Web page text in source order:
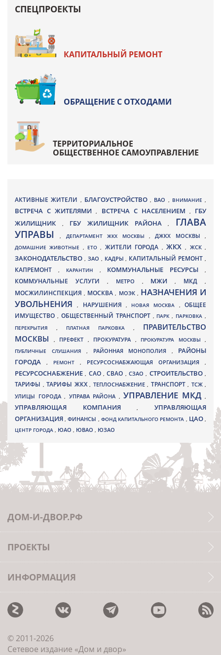
СПЕЦПРОЕКТЫ
КАПИТАЛЬНЫЙ РЕМОНТ
ОБРАЩЕНИЕ С ОТХОДАМИ
ТЕРРИТОРИАЛЬНОЕ
ОБЩЕСТВЕННОЕ САМОУПРАВЛЕНИЕ
АКТИВНЫЕ ЖИТЕЛИ , БЛАГОУСТРОЙСТВО , ВАО , ВНИМАНИЕ ,
ВСТРЕЧА С ЖИТЕЛЯМИ, ВСТРЕЧА С НАСЕЛЕНИЕМ , ГБУ
ЖИЛИЩНИК
, ГБУ ЖИЛИЩНИК РАЙОНА, ГЛАВА
УПРАВЫ, ДЕПАРТАМЕНТ ЖКХ МОСКВЫ ,ДЖКХ МОСКВЫ ,
ДОМАШНИЕ ЖИВОТНЫЕ , ЕТО, ЖИТЕЛИ ГОРОДА , ЖКХ, ЖСК,
ЗАКОНОДАТЕЛЬСТВО , ЗАО , КАДРЫ, КАПИТАЛЬНЫЙ РЕМОНТ ,
КАПРЕМОНТ , КАРАНТИН , КОММУНАЛЬНЫЕ РЕСУРСЫ,
КОММУНАЛЬНЫЕ УСЛУГИ , МЕТРО , МЖИ, МКД ,
МОСЖИЛИНСПЕКЦИЯ, МОСКВА , МОЭК , НАЗНАЧЕНИЯ И
УВОЛЬНЕНИЯ, НАРУШЕНИЯ , НОВАЯ МОСКВА ,ОБЩЕЕ
ИМУЩЕСТВО , ОБЩЕСТВЕННЫЙ ТРАНСПОРТ , ПАРК, ПАРКОВКА ,
ПЕРЕКРЫТИЯ , ПЛАТНАЯ ПАРКОВКА , ПРАВИТЕЛЬСТВО
МОСКВЫ
, ПРЕФЕКТ , ПРОКУРАТУРА , ПРОКУРАТУРА МОСКВЫ ,
ПУБЛИЧНЫЕ СЛУШАНИЯ , РАЙОННАЯ МОНОПОЛИЯ , РАЙОНЫ
ГОРОДА
, РЕМОНТ , РЕСУРСОСНАБЖАЮЩАЯ ОРГАНИЗАЦИЯ ,
РЕСУРСОСНАБЖЕНИЕ, САО,СВАО ,СЗАО, СТРОИТЕЛЬСТВО,
ТАРИФЫ , ТАРИФЫ ЖКХ , ТЕПЛОСНАБЖЕНИЕ , ТРАНСПОРТ , ТСЖ ,
УЛИЦЫ ГОРОДА , УПРАВА РАЙОНА , УПРАВЛЕНИЕ МКД ,
УПРАВЛЯЮЩАЯ КОМПАНИЯ,УПРАВЛЯЮЩАЯ
ОРГАНИЗАЦИЯ,ФИНАНСЫ , ФОНД КАПИТАЛЬНОГО РЕМОНТА , ЦАО,
ЦЕНТР ГОРОДА , ЮАО , ЮВАО , ЮЗАО
ДОМ-И-ДВОР.РФ
ПРОЕКТЫ
ИНФОРМАЦИЯ
© 2011-2026
Сетевое издание «Дом и двор»